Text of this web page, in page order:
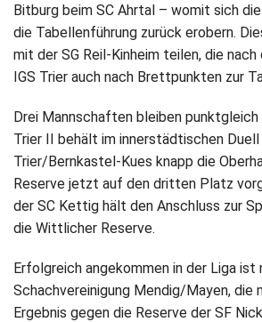
Service
Newsletter
Impressum
Datenschutz
Bitburg beim SC Ahrtal – womit sich
die Tabellenführung zurück erobern.
mit der SG Reil-Kinheim teilen, die
IGS Trier auch nach Brettpunkten zur
Drei Mannschaften bleiben punktgleich
Trier II behält im innerstädtischen Duell
Trier/Bernkastel-Kues knapp die
Reserve jetzt auf den dritten Platz
der SC Kettig hält den Anschluss zur
die Wittlicher Reserve.
Erfolgreich angekommen in der Liga ist
Schachvereinigung Mendig/Mayen, die
Ergebnis gegen die Reserve der SF